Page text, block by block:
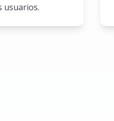
usuarios.